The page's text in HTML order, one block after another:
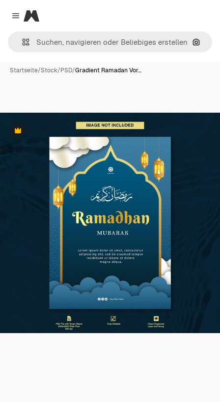
Close menu
Magnific
Nach
Startseite/Stock/PSD/Gradient Ramadan Vor…
Premium